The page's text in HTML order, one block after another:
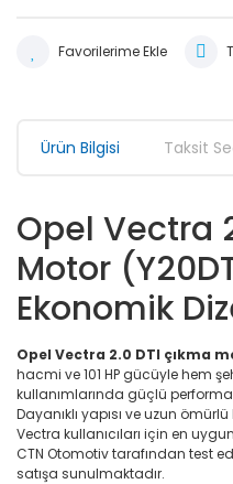
Ürün Bilgisi Taksit
Opel Vectra
Motor
Ekonomik
Opel Vectra 2.0 DTI çıkma
hacmi ve 101 HP gücüyle hem
kullanımlarında güçlü
Dayanıklı yapısı ve uzun
Vectra kullanıcıları için en
CTN Otomotiv tarafından test
satışa sunulmaktadır.